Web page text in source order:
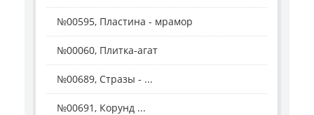
№00595, Пластина - мрамор
№00060, Плитка-агат
№00689, Стразы - ...
№00691, Корунд ...